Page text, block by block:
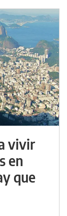
vivir
en
que